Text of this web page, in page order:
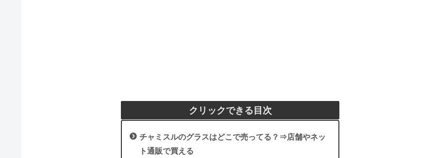
クリックできる目次
チャミスルのグラスはどこで売ってる？⇒店舗やネッ
ト通販で買える